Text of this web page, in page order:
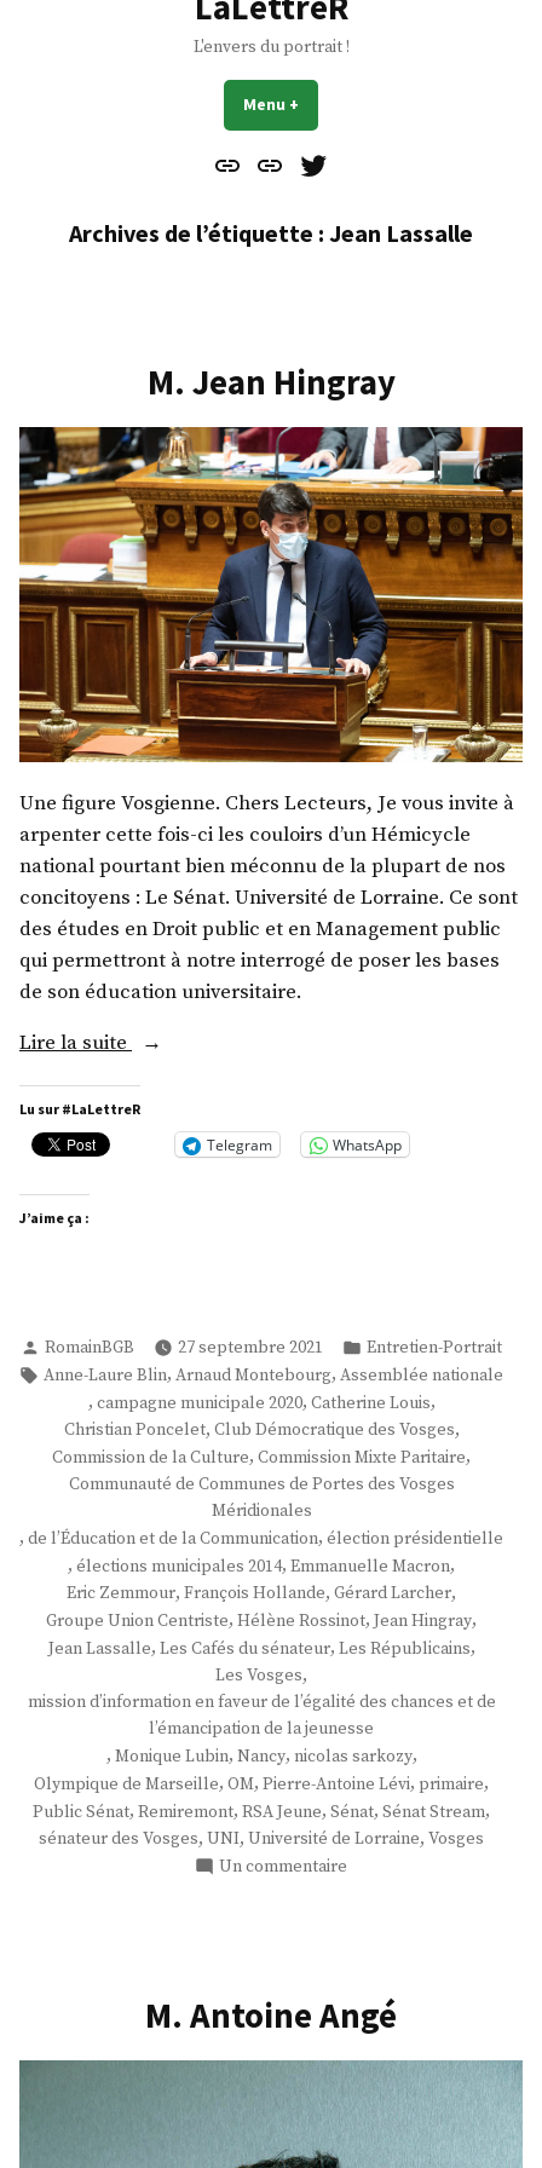
L'envers du portrait !
Menu +
Contact
À
Mes
Archives de l’étiquette : Jean Lassalle
M. Jean Hingray
Une figure Vosgienne. Chers Lecteurs, Je vous invite à
arpenter cette fois-ci les couloirs d’un Hémicycle
national pourtant bien méconnu de la plupart de nos
concitoyens : Le Sénat. Université de Lorraine. Ce sont
des études en Droit public et en Management public
qui permettront à notre interrogé de poser les bases
de son éducation universitaire.
Lire la suite
« M.
Hingray »
Lu sur #LaLettreR
Telegram WhatsApp
J’aime ça :
Publié
par
RomainBGB 27 septembre 2021
Publié
dans
Entretien-Portrait
Étiquettes :
Anne-Laure Blin, Arnaud Montebourg, Assemblée nationale
, campagne municipale 2020, Catherine Louis,
Christian Poncelet, Club Démocratique des Vosges,
Commission de la Culture, Commission Mixte Paritaire,
Communauté de Communes de Portes des Vosges
Méridionales
, de l’Éducation et de la Communication, élection présidentielle
, élections municipales 2014, Emmanuelle Macron,
Eric Zemmour, François Hollande, Gérard Larcher,
Groupe Union Centriste, Hélène Rossinot, Jean Hingray,
Jean Lassalle, Les Cafés du sénateur, Les Républicains,
Les Vosges,
mission d’information en faveur de l’égalité des chances et de
l’émancipation de la jeunesse
, Monique Lubin, Nancy, nicolas sarkozy,
Olympique de Marseille, OM, Pierre-Antoine Lévi, primaire,
Public Sénat, Remiremont, RSA Jeune, Sénat, Sénat Stream,
sénateur des Vosges, UNI, Université de Lorraine, Vosges
Un commentaire
M. Antoine Angé